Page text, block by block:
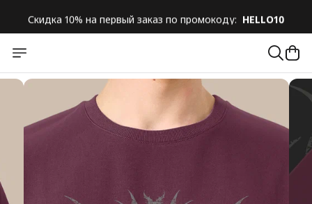
Скидка 10% на первый заказ по промокоду: HELLO10